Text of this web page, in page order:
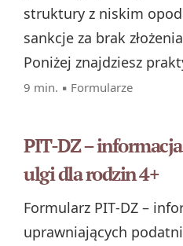
struktury z niskim
sankcje za brak
Poniżej znajdziesz
9 min. ▪ Formularze
PIT-DZ –
ulgi dla rodzin 4+
Formularz PIT‑DZ –
uprawniających